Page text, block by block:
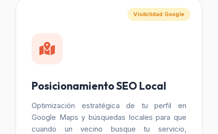
Visibilidad Google
Posicionamiento SEO Local
Optimización estratégica de tu perfil en
Google Maps y búsquedas locales para que
cuando un vecino busque tu servicio,